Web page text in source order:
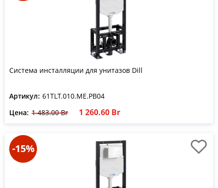
Система инсталляции для унитазов Dill
Артикул: 61TLT.010.ME.PB04
Цена: 1 483.00 Br 1 260.60 Br
-15%